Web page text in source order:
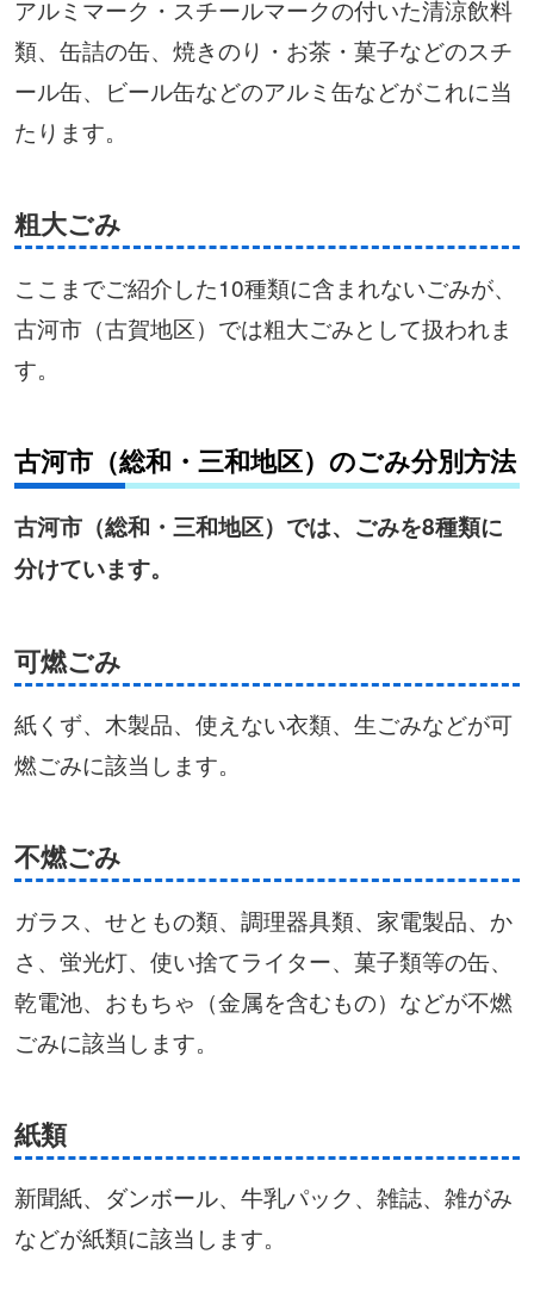
アルミマーク・スチールマークの付いた清涼飲料
類、缶詰の缶、焼きのり・お茶・菓子などのスチ
ール缶、ビール缶などのアルミ缶などがこれに当
たります。
粗大ごみ
ここまでご紹介した10種類に含まれないごみが、
古河市（古賀地区）では粗大ごみとして扱われま
す。
古河市（総和・三和地区）のごみ分別方法
古河市（総和・三和地区）では、ごみを8種類に
分けています。
可燃ごみ
紙くず、木製品、使えない衣類、生ごみなどが可
燃ごみに該当します。
不燃ごみ
ガラス、せともの類、調理器具類、家電製品、か
さ、蛍光灯、使い捨てライター、菓子類等の缶、
乾電池、おもちゃ（金属を含むもの）などが不燃
ごみに該当します。
紙類
新聞紙、ダンボール、牛乳パック、雑誌、雑がみ
などが紙類に該当します。